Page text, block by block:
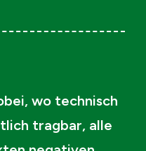
wo technisch
tragbar, alle